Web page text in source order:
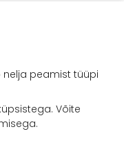
peamist tüüpi
Võite